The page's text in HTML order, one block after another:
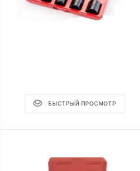
БЫСТРЫЙ ПРОСМОТР